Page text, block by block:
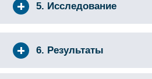
5. Исследование
6. Результаты